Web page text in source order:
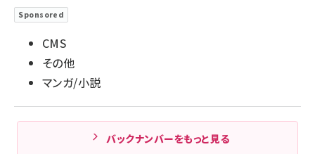
Sponsored
CMS
その他
マンガ/小説
バックナンバーをもっと見る